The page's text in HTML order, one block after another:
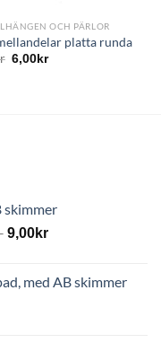
OCH PÄRLOR
platta runda
6,00kr
skimmer
9,00kr
med AB skimmer